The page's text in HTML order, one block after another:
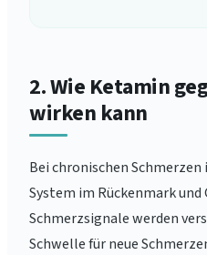
2. Wie Ketamin
wirken kann
Bei chronischen
System im Rückenmark und
Schmerzsignale werden
Schwelle für neue